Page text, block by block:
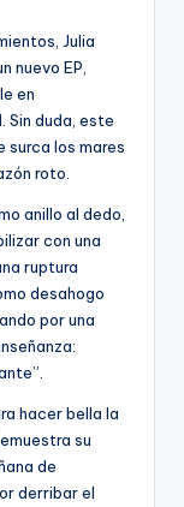
Julia
nuevo EP,
en
Sin duda, este
surca los mares
roto.
anillo al dedo,
con una
ruptura
desahogo
por una
hacer bella la
su
de
derribar el